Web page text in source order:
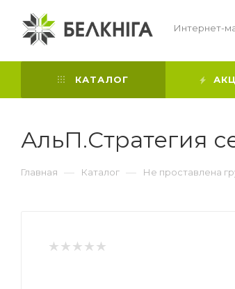
Интернет-
КАТАЛОГ
АльП.Стратегия
Главная — Каталог — Не проставлена